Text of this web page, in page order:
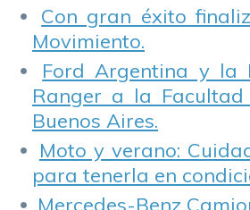
Con gran éxito
Movimiento.
Ford Argentina y la
Ranger a la
Buenos Aires.
Moto y verano:
para tenerla en
Mercedes-Benz